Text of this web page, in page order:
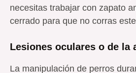
necesitas trabajar con zapato
cerrado para que no corras
Lesiones oculares o de la
La manipulación de perros